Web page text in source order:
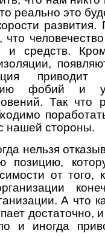
реально это
что
и средств.
приводит
фобий и
Так что
нашей стороны.
нельзя
позицию,
от того,
А что
достаточно,
и иногда